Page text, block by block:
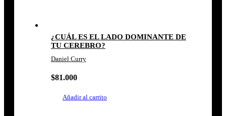
¿CUÁL ES EL LADO DOMINANTE DE
TU CEREBRO?
Daniel Curry
$81.000
Añadir al carrito